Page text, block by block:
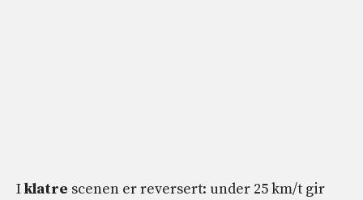
Iklatre scenen er reversert: under 25 km/t gir